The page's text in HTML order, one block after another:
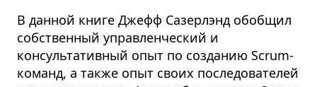
В данной книге Джефф Сазерлэнд обобщил
собственный управленческий и
консультативный опыт по созданию Scrum-
команд, а также опыт своих последователей